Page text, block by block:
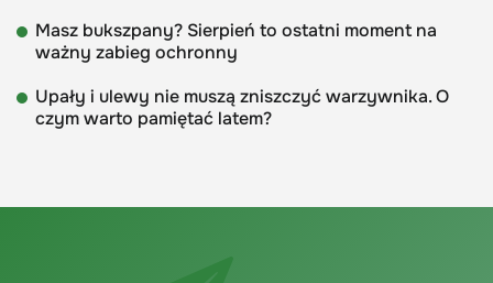
Masz bukszpany? Sierpień to ostatni moment na
ważny zabieg ochronny
Upały i ulewy nie muszą zniszczyć warzywnika. O
czym warto pamiętać latem?